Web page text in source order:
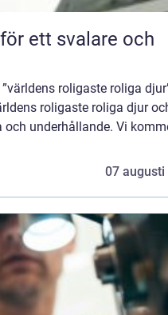
roligaste roliga
roligaste roliga djur
underhållande. Vi
07 augusti